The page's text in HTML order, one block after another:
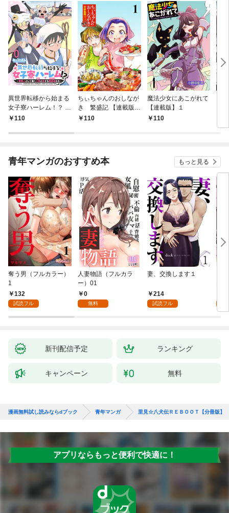
異世界転移から始まる
女子寮ハーレム！？ ～
管理人として働く人間
【連載版】０
110
ちぃちゃんのおしなが
き 繁盛記 【連載版】
１110
魔法少女にあこがれて
【連載版】１
110
青年マンガのおすすめ本 もっと見る
奪う男（フルカラー）
1
132
試読フル
人妻物語（フルカラ
ー）01
0
無料
妻、交換します１
214
試読フル
な
新刊配信予定 ランキング
キャンペーン 無料
漫画無料試し読みならdブック 青年マンガ 里見☆八犬伝ＲＥＢＯＯＴ【分冊版】
アプリならもっと便利で快適に！